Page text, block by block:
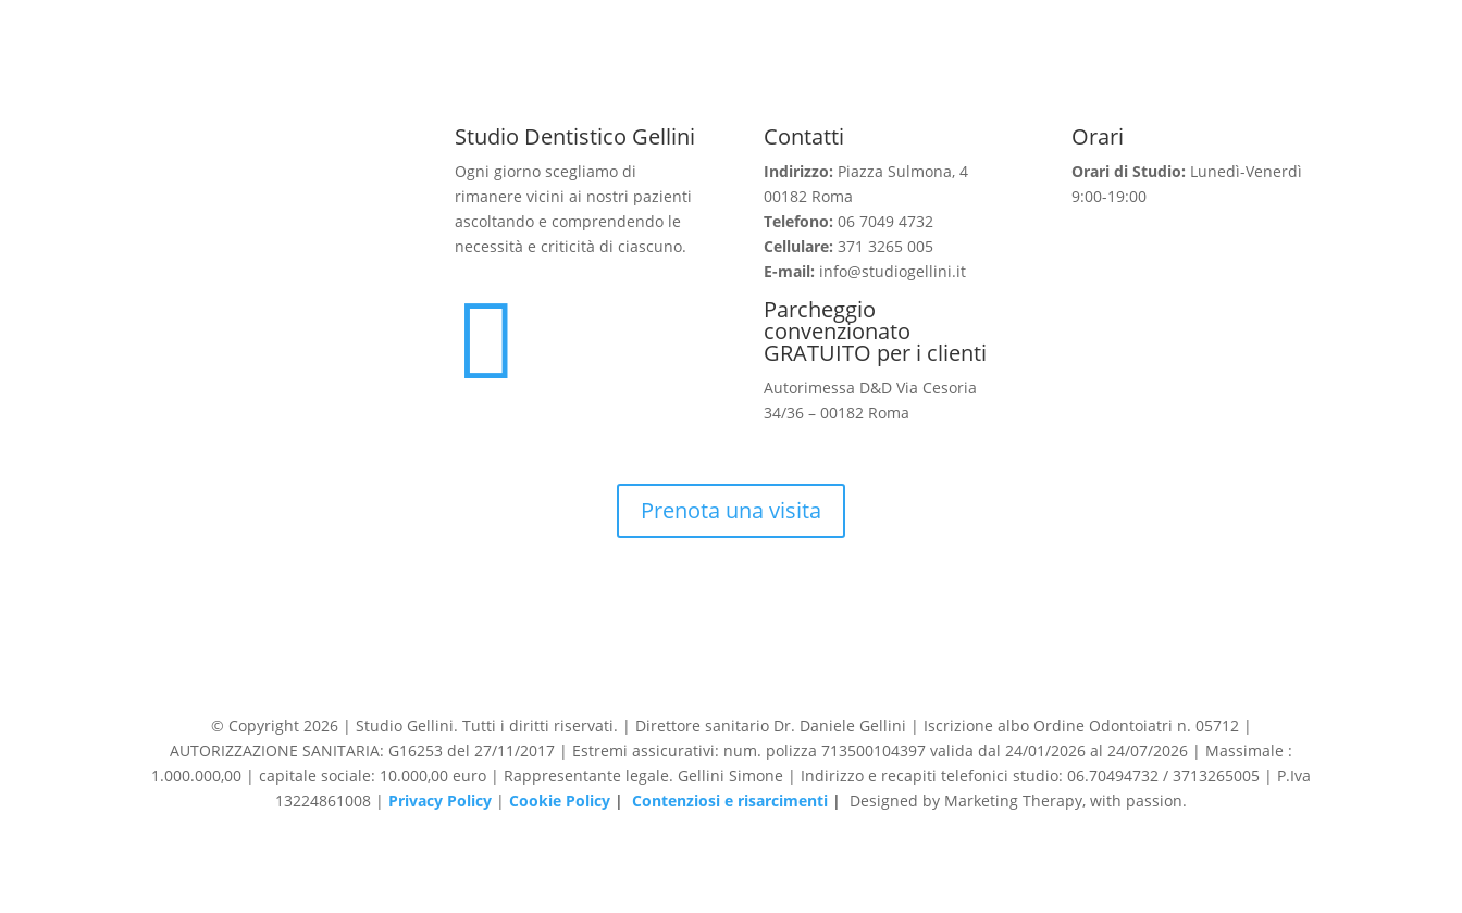
Studio Dentistico Gellini
Ogni giorno scegliamo di
rimanere vicini ai nostri pazienti
ascoltando e comprendendo le
necessità e criticità di ciascuno.

Contatti
Indirizzo: Piazza Sulmona, 4
00182 Roma
Telefono: 06 7049 4732
Cellulare: 371 3265 005
E-mail: info@studiogellini.it
Parcheggio
convenzionato
GRATUITO per i clienti
Autorimessa D&D Via Cesoria
34/36 – 00182 Roma
Orari
Orari di Studio: Lunedì-Venerdì
9:00-19:00
Prenota una visita
© Copyright 2026 | Studio Gellini. Tutti i diritti riservati. | Direttore sanitario Dr. Daniele Gellini | Iscrizione albo Ordine Odontoiatri n. 05712 |
AUTORIZZAZIONE SANITARIA: G16253 del 27/11/2017 | Estremi assicurativi: num. polizza 713500104397 valida dal 24/01/2026 al 24/07/2026 | Massimale :
1.000.000,00 | capitale sociale: 10.000,00 euro | Rappresentante legale. Gellini Simone | Indirizzo e recapiti telefonici studio: 06.70494732 / 3713265005 | P.Iva
13224861008 | Privacy Policy | Cookie Policy | Contenziosi e risarcimenti | Designed by Marketing Therapy, with passion.